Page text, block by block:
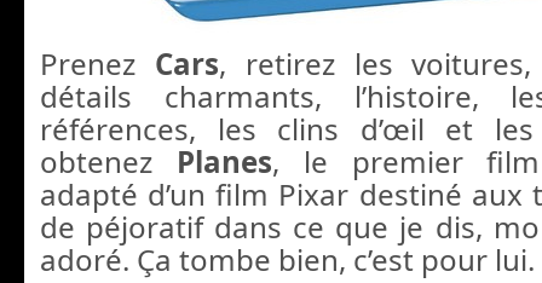
Prenez Cars, retirez les
détails charmants, l’histoire,
références, les clins d’œil et
obtenez Planes, le premier
adapté d’un film Pixar destiné aux
de péjoratif dans ce que je dis,
adoré. Ça tombe bien, c’est pour lui.